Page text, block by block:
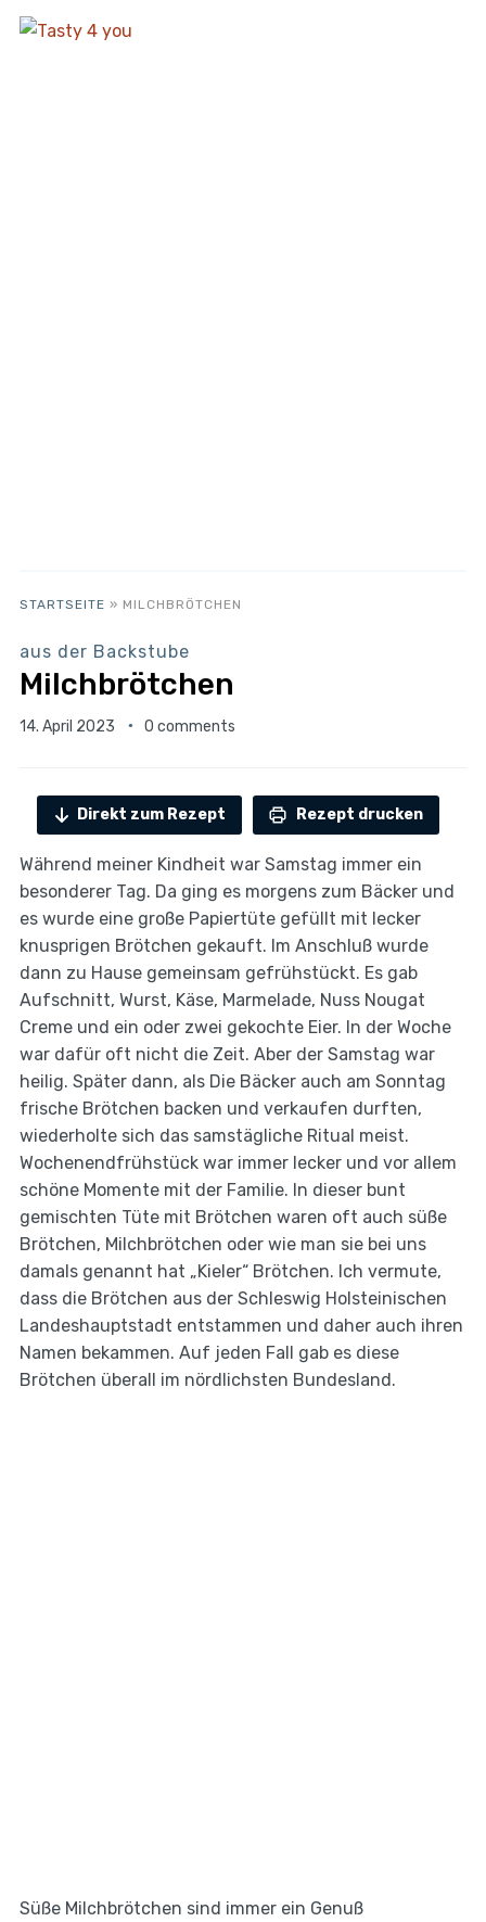
STARTSEITE » MILCHBRÖTCHEN
aus der Backstube
Milchbrötchen
14. April 2023 0 comments
Direkt zum Rezept Rezept drucken
Während meiner Kindheit war Samstag immer ein
besonderer Tag. Da ging es morgens zum Bäcker und
es wurde eine große Papiertüte gefüllt mit lecker
knusprigen Brötchen gekauft. Im Anschluß wurde
dann zu Hause gemeinsam gefrühstückt. Es gab
Aufschnitt, Wurst, Käse, Marmelade, Nuss Nougat
Creme und ein oder zwei gekochte Eier. In der Woche
war dafür oft nicht die Zeit. Aber der Samstag war
heilig. Später dann, als Die Bäcker auch am Sonntag
frische Brötchen backen und verkaufen durften,
wiederholte sich das samstägliche Ritual meist.
Wochenendfrühstück war immer lecker und vor allem
schöne Momente mit der Familie. In dieser bunt
gemischten Tüte mit Brötchen waren oft auch süße
Brötchen, Milchbrötchen oder wie man sie bei uns
damals genannt hat „Kieler“ Brötchen. Ich vermute,
dass die Brötchen aus der Schleswig Holsteinischen
Landeshauptstadt entstammen und daher auch ihren
Namen bekammen. Auf jeden Fall gab es diese
Brötchen überall im nördlichsten Bundesland.
Süße Milchbrötchen sind immer ein Genuß